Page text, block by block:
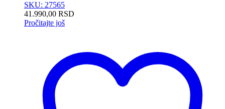
SKU: 27565
41.990,00 RSD
Pročitajte još